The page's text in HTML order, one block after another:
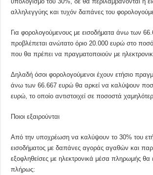
αλληλεγγύης και τυχόν δαπάνες του
Για φορολογούμενους με εισοδήματα άνω των
προβλέπεται ανώτατο όριο 20.000 ευρώ στο
που θα πρέπει να πραγματοποιούν με
Δηλαδή όσοι φορολογούμενοι έχουν ετήσιο
άνω των 66.667 ευρώ θα αρκεί να καλύψουν
ευρώ, το οποίο αντιστοιχεί σε ποσοστά
Ποιοι εξαιρούνται
Από την υποχρέωση να καλύψουν το 30% του
εισοδήματος με δαπάνες αγοράς αγαθών και
εξοφληθείσες με ηλεκτρονικά μέσα πληρωμής θα
πλήρως: